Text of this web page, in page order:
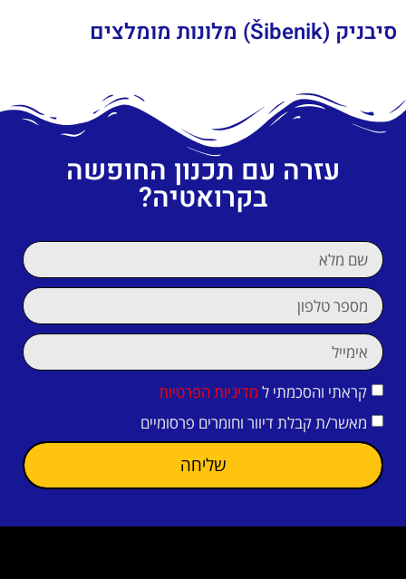
סיבניק (Šibenik) מלונות מומלצים
עזרה עם תכנון החופשה
בקרואטיה?
קראתי והסכמתי ל מדיניות הפרטיות
מאשר/ת קבלת דיוור וחומרים פרסומיים
שליחה